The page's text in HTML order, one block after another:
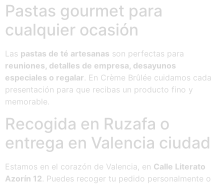
Pastas gourmet para
cualquier ocasión
Las pastas de té artesanas son perfectas para
reuniones, detalles de empresa, desayunos
especiales o regalar. En Crème Brûlée cuidamos cada
presentación para que recibas un producto fino y
memorable.
Recogida en Ruzafa o
entrega en Valencia ciudad
Estamos en el corazón de Valencia, en Calle Literato
Azorín 12. Puedes recoger tu pedido personalmente o